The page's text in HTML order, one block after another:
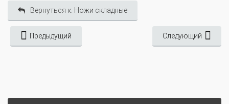
Вернуться к: Ножи складные
Предыдущий Следующий